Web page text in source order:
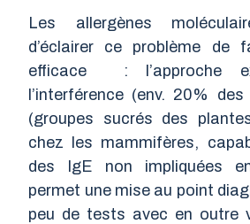
Les allergènes
d’éclairer ce problème de
efficace : l’approche
l’interférence (env. 20%
(groupes sucrés des
chez les mammifères,
des IgE non impliquées
permet une mise au point
peu de tests avec en outre